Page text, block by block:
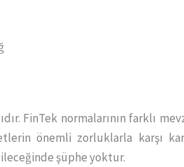
FinTek normalarının farklı
önemli zorluklarla karşı
şüphe yoktur.